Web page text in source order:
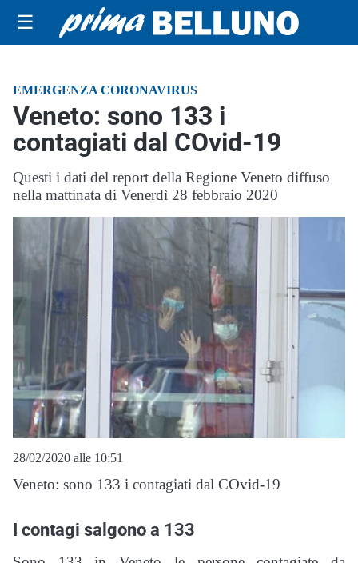
☰
EMERGENZA CORONAVIRUS
Veneto: sono 133 i
contagiati dal COvid-19
Questi i dati del report della Regione Veneto diffuso
nella mattinata di Venerdì 28 febbraio 2020
28/02/2020 alle 10:51
Veneto: sono 133 i contagiati dal COvid-19
I contagi salgono a 133